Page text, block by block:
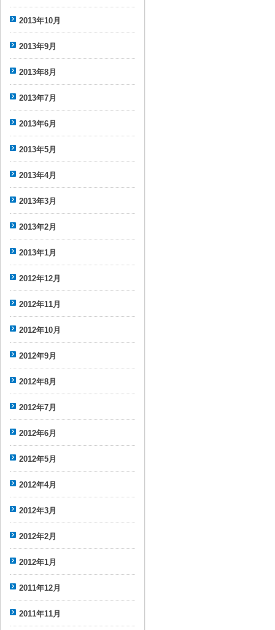
2013年10月
2013年9月
2013年8月
2013年7月
2013年6月
2013年5月
2013年4月
2013年3月
2013年2月
2013年1月
2012年12月
2012年11月
2012年10月
2012年9月
2012年8月
2012年7月
2012年6月
2012年5月
2012年4月
2012年3月
2012年2月
2012年1月
2011年12月
2011年11月